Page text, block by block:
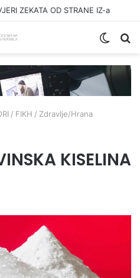
ZEKATA OD STRANE IZ-a
Switch
/ FIKH / Zdravlje/Hrana
KISELINA